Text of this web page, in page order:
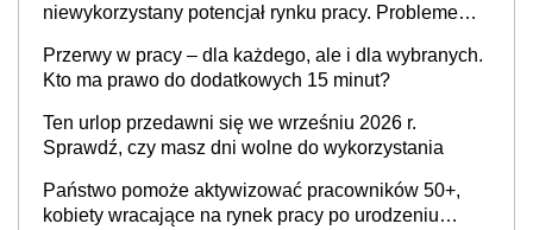
niewykorzystany potencjał rynku pracy. Problemem
refundacji, ale bariery po stronie systemu i
świadomości pracodawców [WYWIAD]
Przerwy w pracy – dla każdego, ale i dla wybranych.
Kto ma prawo do dodatkowych 15 minut?
Ten urlop przedawni się we wrześniu 2026 r.
Sprawdź, czy masz dni wolne do wykorzystania
Państwo pomoże aktywizować pracowników 50+,
kobiety wracające na rynek pracy po urodzeniu